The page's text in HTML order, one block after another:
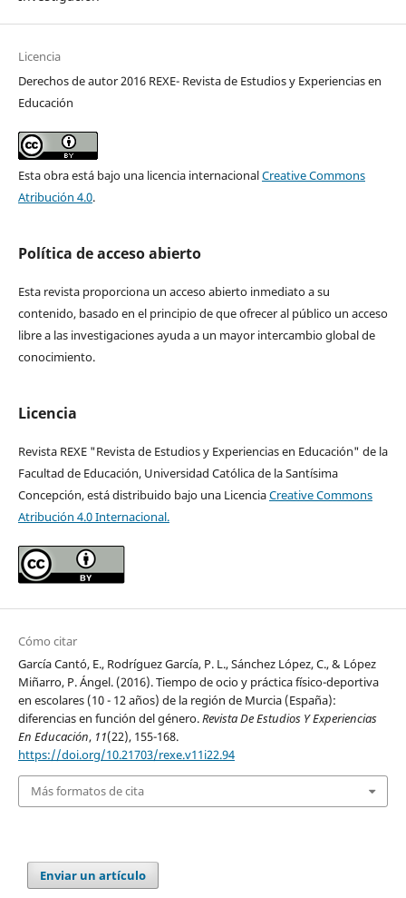
Licencia
Derechos de autor 2016 REXE- Revista de Estudios y Experiencias en
Educación
Esta obra está bajo una licencia internacionalCreative Commons
Atribución 4.0.
Política de acceso abierto
Esta revista proporciona un acceso abierto inmediato a su
contenido, basado en el principio de que ofrecer al público un acceso
libre a las investigaciones ayuda a un mayor intercambio global de
conocimiento.
Licencia
Revista REXE "Revista de Estudios y Experiencias en Educación" de la
Facultad de Educación, Universidad Católica de la Santísima
Concepción, está distribuido bajo una LicenciaCreative Commons
Atribución 4.0 Internacional.
Cómo citar
García Cantó, E., Rodríguez García, P. L., Sánchez López, C., & López
Miñarro, P. Ángel. (2016). Tiempo de ocio y práctica físico-deportiva
en escolares (10 - 12 años) de la región de Murcia (España):
diferencias en función del género.Revista De Estudios Y Experiencias
En Educación, 11(22), 155-168.
https://doi.org/10.21703/rexe.v11i22.94
Más formatos de cita
Enviar un artículo